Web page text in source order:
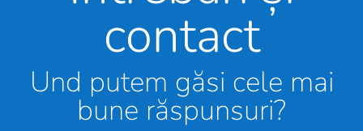
contact
Und putem găsi cele mai
bune răspunsuri?